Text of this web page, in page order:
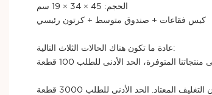
الحجم: 45 × 34 × 19 سم
كيس فقاعات + صندوق متوسط ​​+ كرتون رئيسي
عادة ما تكون هناك الحالات الثلاث التالية:
المتوفرة، الحد الأدنى للطلب 100 قطعة
المعتاد. الحد الأدنى للطلب 3000 قطعة